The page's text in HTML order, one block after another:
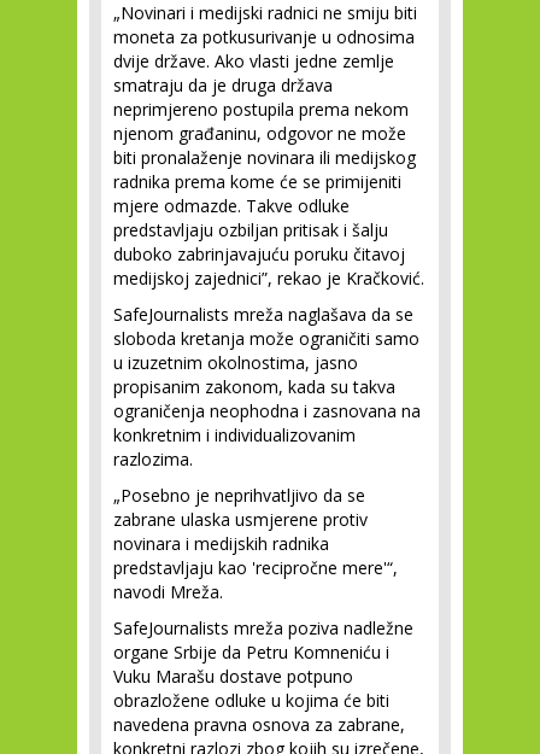
„Novinari i medijski radnici ne smiju biti
moneta za potkusurivanje u odnosima
dvije države. Ako vlasti jedne zemlje
smatraju da je druga država
neprimjereno postupila prema nekom
njenom građaninu, odgovor ne može
biti pronalaženje novinara ili medijskog
radnika prema kome će se primijeniti
mjere odmazde. Takve odluke
predstavljaju ozbiljan pritisak i šalju
duboko zabrinjavajuću poruku čitavoj
medijskoj zajednici”, rekao je Kračković.
SafeJournalists mreža naglašava da se
sloboda kretanja može ograničiti samo
u izuzetnim okolnostima, jasno
propisanim zakonom, kada su takva
ograničenja neophodna i zasnovana na
konkretnim i individualizovanim
razlozima.
„Posebno je neprihvatljivo da se
zabrane ulaska usmjerene protiv
novinara i medijskih radnika
predstavljaju kao 'recipročne mere'“,
navodi Mreža.
SafeJournalists mreža poziva nadležne
organe Srbije da Petru Komneniću i
Vuku Marašu dostave potpuno
obrazložene odluke u kojima će biti
navedena pravna osnova za zabrane,
konkretni razlozi zbog kojih su izrečene,